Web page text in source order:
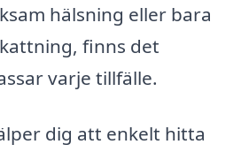
hälsning eller bara
finns det
varje tillfälle.
dig att enkelt hitta